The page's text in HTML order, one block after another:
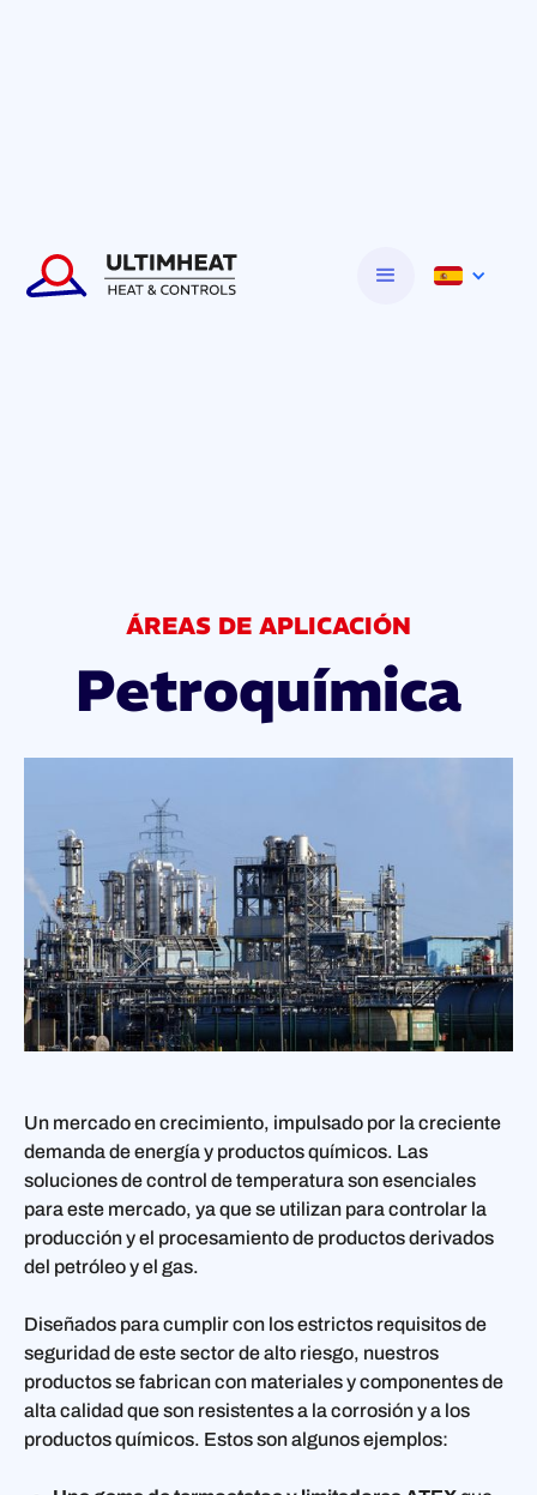
ÁREAS DE APLICACIÓN
Petroquímica
Un mercado en crecimiento, impulsado por la creciente
demanda de energía y productos químicos. Las
soluciones de control de temperatura son esenciales
para este mercado, ya que se utilizan para controlar la
producción y el procesamiento de productos derivados
del petróleo y el gas.
Diseñados para cumplir con los estrictos requisitos de
seguridad de este sector de alto riesgo, nuestros
productos se fabrican con materiales y componentes de
alta calidad que son resistentes a la corrosión y a los
productos químicos. Estos son algunos ejemplos: